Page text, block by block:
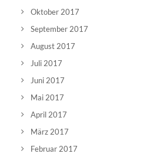
Oktober 2017
September 2017
August 2017
Juli 2017
Juni 2017
Mai 2017
April 2017
März 2017
Februar 2017